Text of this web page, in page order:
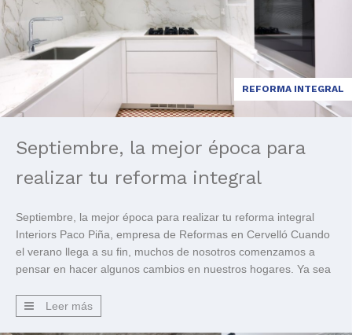
REFORMA INTEGRAL
Septiembre, la mejor época para
realizar tu reforma integral
Septiembre, la mejor época para realizar tu reforma integral
Interiors Paco Piña, empresa de Reformas en Cervelló Cuando
el verano llega a su fin, muchos de nosotros comenzamos a
pensar en hacer algunos cambios en nuestros hogares. Ya sea
mueble, septiembre es […]
Leer más